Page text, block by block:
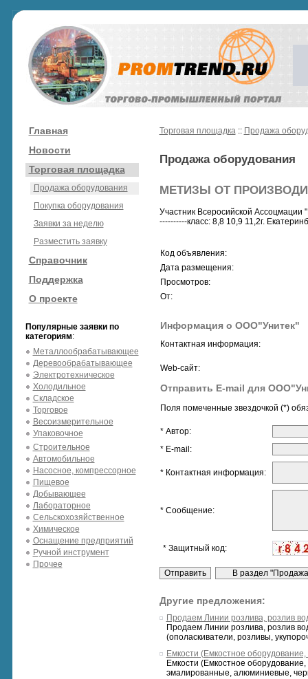
Главная
Новости
Торговая площадка
Продажа оборудования
Покупка оборудования
Заявки за неделю
Разместить заявку
Справочник
Поддержка
О проекте
Популярные заявки по
категориям:
Металлообрабатывающее
Деревообрабатывающее
Электротехническое
Холодильное
Складское
Торговое
Весоизмерительное
Упаковочное
Строительное
Автомобильное
Насосное, компрессорное
Пищевое
Добывающее
Лабораторное
Сельскохозяйственное
Химическое
Оснащение предприятий
Ручной инструмент
Прочее
Торговая площадка:: Продажа
Продажа оборудования
МЕТИЗЫ ОТ
Участник Всеросийской
----------класс: 8,8 10,9 11,2г.
Код объявления:
Дата размещения:
Просмотров:
От:
Информация о ООО"Унитек"
Контактная информация:
Web-сайт:
Отправить E-mail для
Поля помеченные звездочкой (*)
* Автор:
* E-mail:
* Контактная информация:
* Сообщение:
* Защитный код:
Другие предложения:
Продаем Линии розлива, розлив
Продаем Линии розлива, розлив
(ополаскиватели, розливы,
Емкости (Емкостное
Емкости (Емкостное
эмалированные, алюминиевые,